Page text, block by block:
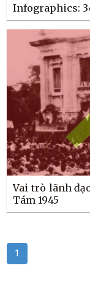
Infographics:
Vai trò lãnh
Tám 1945
1